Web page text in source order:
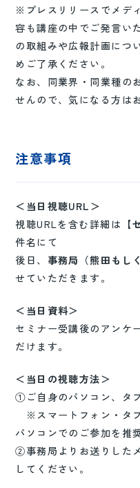
※プレスリリースでメデ
容も講座の中でご発言い
の取組みや広報計画につ
めご了承ください。
なお、同業界・同業種の
せんので、気になる方は
注意事項
＜当日視聴URL＞
視聴URLを含む詳細は 【
件名にて
後日、 事務局（熊田もし
せていただきます。
＜当日資料＞
セミナー受講後のアンケ
だけます。
＜当日の視聴方法＞
①ご自身のパソコン、タ
※スマートフォン・タ
パソコンでのご参加を推
②事務局よりお送りした
してください。